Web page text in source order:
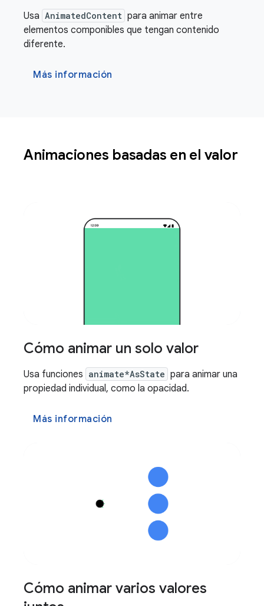
Usa AnimatedContent para animar entre
elementos componibles que tengan contenido
diferente.
Más información
Animaciones basadas en el valor
Cómo animar un solo valor
Usa funciones animate*AsState para animar una
propiedad individual, como la opacidad.
Más información
Cómo animar varios valores